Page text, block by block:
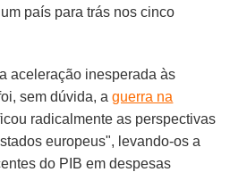
país para trás nos cinco
aceleração inesperada às
sem dúvida, aguerra na
radicalmente as perspectivas
europeus", levando-os a
do PIB em despesas